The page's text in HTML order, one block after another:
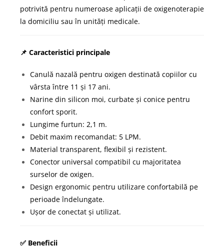
potrivită pentru numeroase aplicații de oxigenoterapie
la domiciliu sau în unități medicale.
📌 Caracteristici principale
Canulă nazală pentru oxigen destinată copiilor cu
vârsta între 11 și 17 ani.
Narine din silicon moi, curbate și conice pentru
confort sporit.
Lungime furtun: 2,1 m.
Debit maxim recomandat: 5 LPM.
Material transparent, flexibil și rezistent.
Conector universal compatibil cu majoritatea
surselor de oxigen.
Design ergonomic pentru utilizare confortabilă pe
perioade îndelungate.
Ușor de conectat și utilizat.
✅ Beneficii